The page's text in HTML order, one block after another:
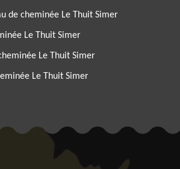
de cheminée Le Thuit Simer
Le Thuit Simer
Le Thuit Simer
Le Thuit Simer